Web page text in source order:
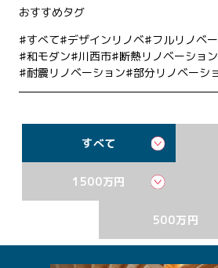
おすすめタグ
すべて
デザインリノベ フルリノベ
和モダン 川西市 断熱リノベーション
耐震リノベーション 部分リノベーシ
すべて
1500万円
500万円